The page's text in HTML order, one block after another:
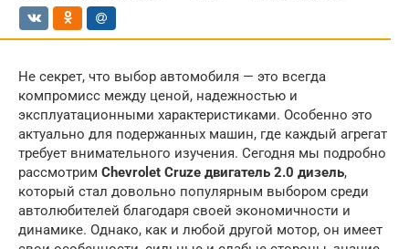
Не секрет, что выбор автомобиля — это всегда
компромисс между ценой, надежностью и
эксплуатационными характеристиками. Особенно это
актуально для подержанных машин, где каждый агрегат
требует внимательного изучения. Сегодня мы подробно
рассмотрим Chevrolet Cruze двигатель 2.0 дизель,
который стал довольно популярным выбором среди
автолюбителей благодаря своей экономичности и
динамике. Однако, как и любой другой мотор, он имеет